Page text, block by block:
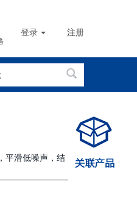
登录 注册
平滑低噪声，结